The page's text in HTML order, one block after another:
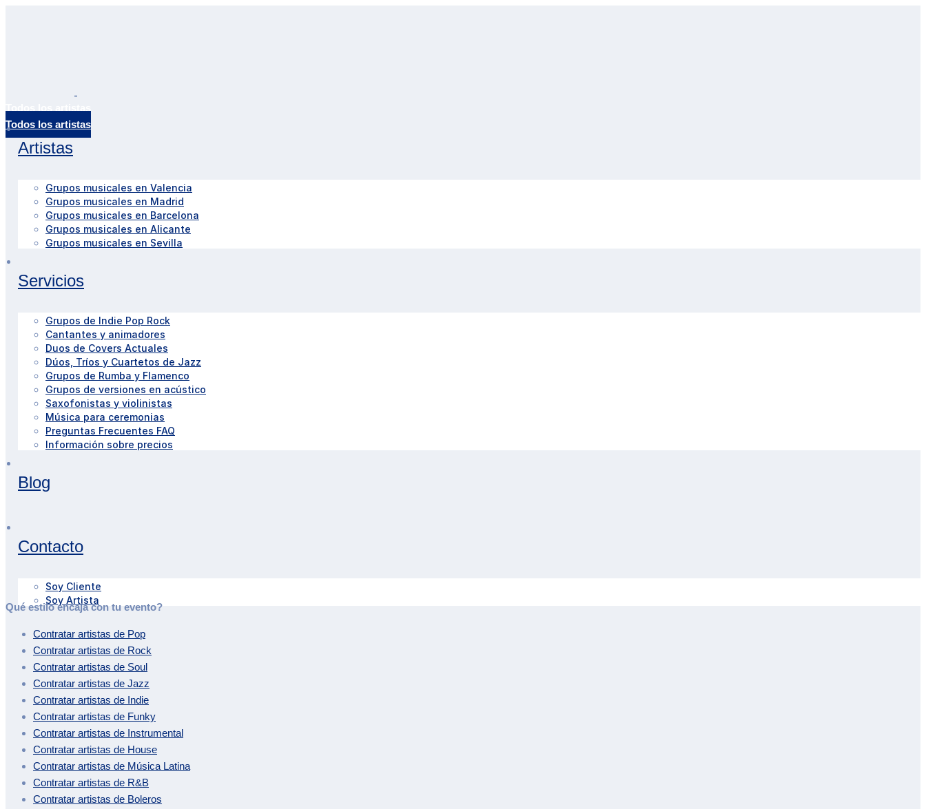
Artistas
Grupos musicales en Valencia
Grupos musicales en Madrid
Grupos musicales en Barcelona
Grupos musicales en Alicante
Grupos musicales en Sevilla
Servicios
Grupos de Indie Pop Rock
Cantantes y animadores
Duos de Covers Actuales
Dúos, Tríos y Cuartetos de Jazz
Grupos de Rumba y Flamenco
Grupos de versiones en acústico
Saxofonistas y violinistas
Música para ceremonias
Preguntas Frecuentes FAQ
Información sobre precios
Blog
Contacto
Soy Cliente
Soy Artista
Qué estilo encaja con tu evento?
Contratar artistas de Pop
Contratar artistas de Rock
Contratar artistas de Soul
Contratar artistas de Jazz
Contratar artistas de Indie
Contratar artistas de Funky
Contratar artistas de Instrumental
Contratar artistas de House
Contratar artistas de Música Latina
Contratar artistas de R&B
Contratar artistas de Boleros